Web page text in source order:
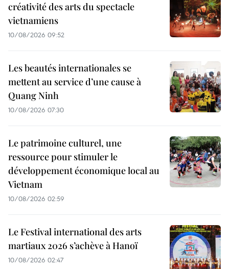
créativité des arts du spectacle
vietnamiens
10/08/2026 09:52
Les beautés internationales se
mettent au service d’une cause à
Quang Ninh
10/08/2026 07:30
Le patrimoine culturel, une
ressource pour stimuler le
développement économique local au
Vietnam
10/08/2026 02:59
Le Festival international des arts
martiaux 2026 s’achève à Hanoï
10/08/2026 02:47